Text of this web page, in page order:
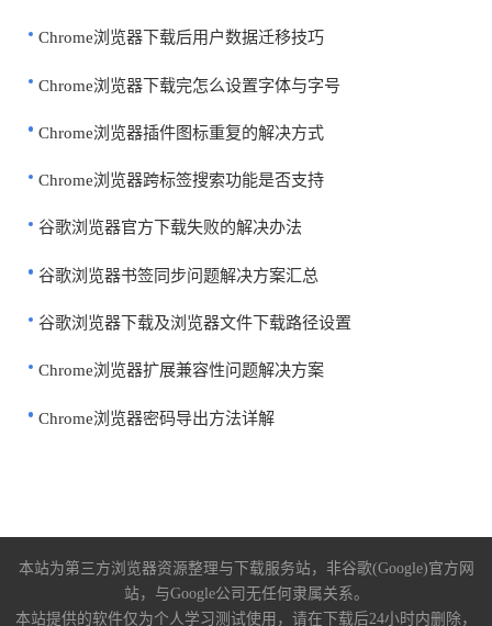
Chrome浏览器下载后用户数据迁移技巧
Chrome浏览器下载完怎么设置字体与字号
Chrome浏览器插件图标重复的解决方式
Chrome浏览器跨标签搜索功能是否支持
谷歌浏览器官方下载失败的解决办法
谷歌浏览器书签同步问题解决方案汇总
谷歌浏览器下载及浏览器文件下载路径设置
Chrome浏览器扩展兼容性问题解决方案
Chrome浏览器密码导出方法详解
本站为第三方浏览器资源整理与下载服务站，非谷歌(Google)官方网
站，与Google公司无任何隶属关系。
本站提供的软件仅为个人学习测试使用，请在下载后24小时内删除，